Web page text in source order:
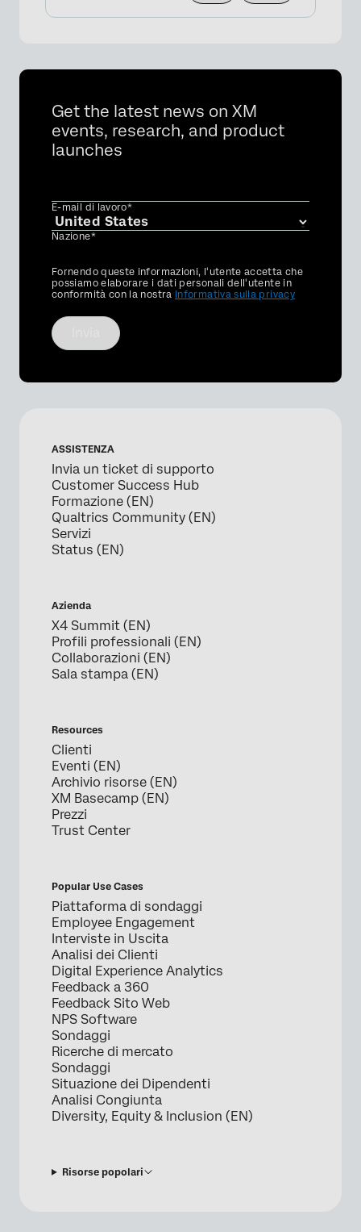
Get the latest news on XM
events, research, and product
launches
E-mail di lavoro*
Nazione*
Privacy
Optin
Fornendo queste informazioni, l'utente accetta che
possiamo elaborare i dati personali dell'utente in
conformità con la nostra Informativa sulla privacy
ASSISTENZA
Invia un ticket di supporto
Customer Success Hub
Formazione (EN)
Qualtrics Community (EN)
Servizi
Status (EN)
Azienda
X4 Summit (EN)
Profili professionali (EN)
Collaborazioni (EN)
Sala stampa (EN)
Resources
Clienti
Eventi (EN)
Archivio risorse (EN)
XM Basecamp (EN)
Prezzi
Trust Center
Popular Use Cases
Piattaforma di sondaggi
Employee Engagement
Interviste in Uscita
Analisi dei Clienti
Digital Experience Analytics
Feedback a 360
Feedback Sito Web
NPS Software
Sondaggi
Ricerche di mercato
Sondaggi
Situazione dei Dipendenti
Analisi Congiunta
Diversity, Equity & Inclusion (EN)
Risorse popolari